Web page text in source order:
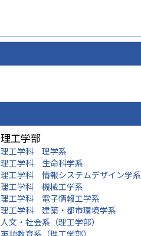
理工学部
理工学科 理学系
理工学科 生命科学系
理工学科 情報システムデザイン学系
理工学科 機械工学系
理工学科 電子情報工学系
理工学科 建築・都市環境学系
人文・社会系（理工学部）
英語教育系（理工学部）